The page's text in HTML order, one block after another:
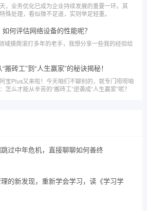
，业务优化已成为企业持续发展的重要一环。其
殊处理，看似微不足道，实则举足轻重。
何评估网络设备的性能呢？
域摸爬滚打多年的老手，我想分享一些我的经验给
砖工”到“人生赢家”的秘诀揭秘！
宝Plus又来啦！今天咱们不聊别的，就专门唠唠咱
么才能从辛苦的“搬砖工”逆袭成“人生赢家”呢？
过中年危机，直接聊聊如何善终
的新发现，重新学会学习，读《学习学